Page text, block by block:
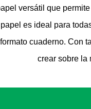
versátil que
es ideal para
cuaderno. Con
crear sobre la